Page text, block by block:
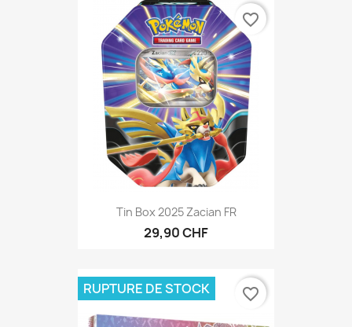
Tin Box 2025 Zacian FR
29,90 CHF
favorite_border
RUPTURE DE STOCK favorite_border